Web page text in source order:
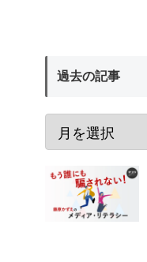
過去の記事